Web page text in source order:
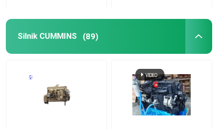
Silnik CUMMINS (89)